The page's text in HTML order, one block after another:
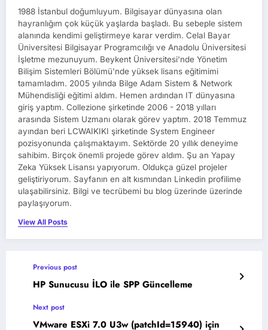
1988 İstanbul doğumluyum. Bilgisayar dünyasına olan
hayranlığım çok küçük yaşlarda başladı. Bu sebeple sistem
alanında kendimi geliştirmeye karar verdim. Celal Bayar
Üniversitesi Bilgisayar Programcılığı ve Anadolu Üniversitesi
İşletme mezunuyum. Beykent Üniversitesi'nde Yönetim
Bilişim Sistemleri Bölümü'nde yüksek lisans eğitimimi
tamamladım. 2005 yılında Bilge Adam Sistem & Network
Mühendisliği eğitimi aldım. Hemen ardından IT dünyasına
giriş yaptım. Collezione şirketinde 2006 - 2018 yılları
arasında Sistem Uzmanı olarak görev yaptım. 2018 Temmuz
ayından beri LCWAIKIKI şirketinde System Engineer
pozisyonunda çalışmaktayım. Sektörde 20 yıllık deneyime
sahibim. Birçok önemli projede görev aldım. Şu an Yapay
Zeka Yüksek Lisansı yapıyorum. Oldukça güzel projeler
geliştiriyorum. Sayfanın en alt kısmından Linkedin profilime
ulaşabilirsiniz. Bilgi ve tecrübemi bu blog üzerinde üzerinde
paylaşıyorum.
View All Posts
Previous post
HP Sunucusu İLO ile SPP Güncelleme
Next post
VMware ESXi 7.0 U3w (patchId=15940) için